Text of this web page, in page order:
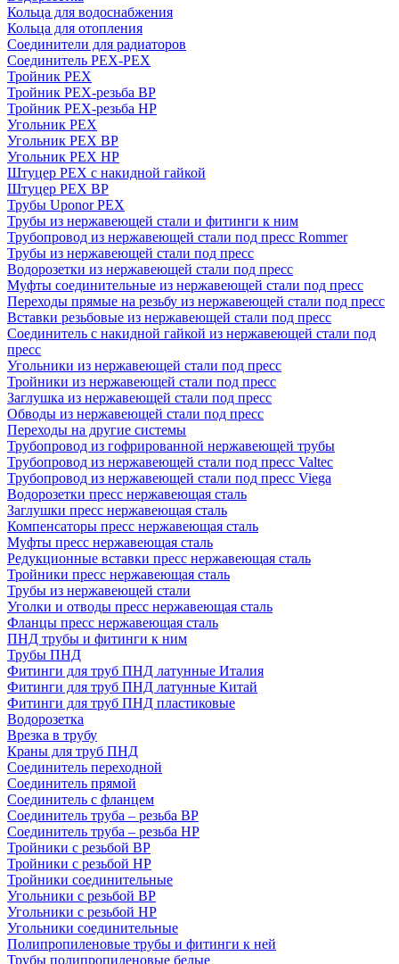
Кольца для водоснабжения
Кольца для отопления
Соединители для радиаторов
Соединитель PEX-PEX
Тройник PEX
Тройник PEX-резьба ВР
Тройник PEX-резьба НР
Угольник PEX
Угольник PEX ВР
Угольник PEX НР
Штуцер PEX c накидной гайкой
Штуцер PEX ВР
Трубы Uponor PEX
Трубы из нержавеющей стали и фитинги к ним
Трубопровод из нержавеющей стали под пресс Rommer
Трубы из нержавеющей стали под пресс
Водорозетки из нержавеющей стали под пресс
Муфты соединительные из нержавеющей стали под пресс
Переходы прямые на резьбу из нержавеющей стали под пресс
Вставки резьбовые из нержавеющей стали под пресс
Соединитель с накидной гайкой из нержавеющей стали под
пресс
Угольники из нержавеющей стали под пресс
Тройники из нержавеющей стали под пресс
Заглушка из нержавеющей стали под пресс
Обводы из нержавеющей стали под пресс
Переходы на другие системы
Трубопровод из гофрированной нержавеющей трубы
Трубопровод из нержавеющей стали под пресс Valtec
Трубопровод из нержавеющей стали под пресс Viega
Водорозетки пресс нержавеющая сталь
Заглушки пресс нержавеющая сталь
Компенсаторы пресс нержавеющая сталь
Муфты пресс нержавеющая сталь
Редукционные вставки пресс нержавеющая сталь
Тройники пресс нержавеющая сталь
Трубы из нержавеющей стали
Уголки и отводы пресс нержавеющая сталь
Фланцы пресс нержавеющая сталь
ПНД трубы и фитинги к ним
Трубы ПНД
Фитинги для труб ПНД латунные Италия
Фитинги для труб ПНД латунные Китай
Фитинги для труб ПНД пластиковые
Водорозетка
Врезка в трубу
Краны для труб ПНД
Соединитель переходной
Соединитель прямой
Соединитель с фланцем
Соединитель труба – резьба ВР
Соединитель труба – резьба НР
Тройники с резьбой ВР
Тройники с резьбой НР
Тройники соединительные
Угольники с резьбой ВР
Угольники с резьбой НР
Угольники соединительные
Полипропиленовые трубы и фитинги к ней
Трубы полипропиленовые белые